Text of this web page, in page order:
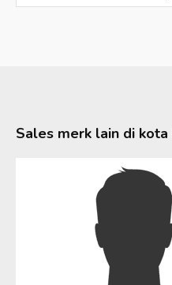
Sales merk lain di kota